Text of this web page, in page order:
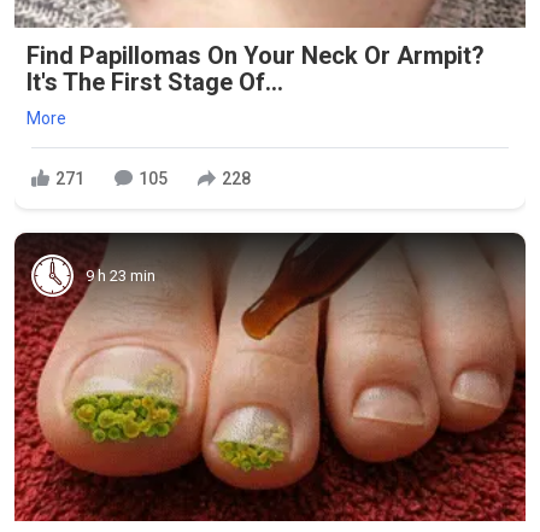
Find Papillomas On Your Neck Or Armpit?
It's The First Stage Of...
More
271 105 228
9 h 23 min